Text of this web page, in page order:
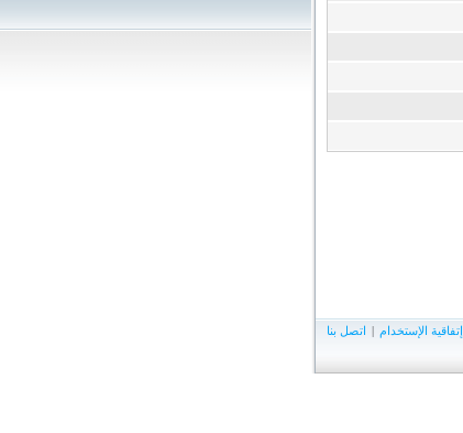
اتصل بنا | إتفاقية الإستخدام